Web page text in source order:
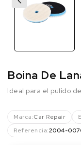
Boina De
Ideal para el pulido
Marca:Car Repair
Referencia:2004-